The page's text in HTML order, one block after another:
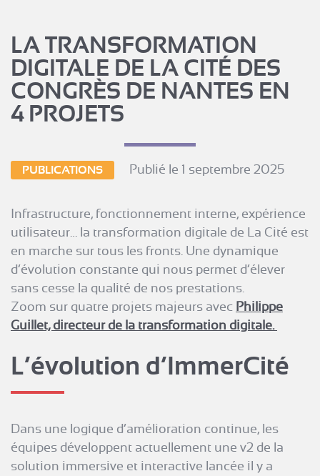
LA TRANSFORMATION
DIGITALE DE LA CITÉ DES
CONGRÈS DE NANTES EN
4 PROJETS
PUBLICATIONS Publié le 1 septembre 2025
Infrastructure, fonctionnement interne, expérience
utilisateur… la transformation digitale de La Cité est
en marche sur tous les fronts. Une dynamique
d’évolution constante qui nous permet d’élever
sans cesse la qualité de nos prestations.
Zoom sur quatre projets majeurs avec Philippe
Guillet, directeur de la transformation digitale.
L’évolution d’ImmerCité
Dans une logique d’amélioration continue, les
équipes développent actuellement une v2 de la
solution immersive et interactive lancée il y a